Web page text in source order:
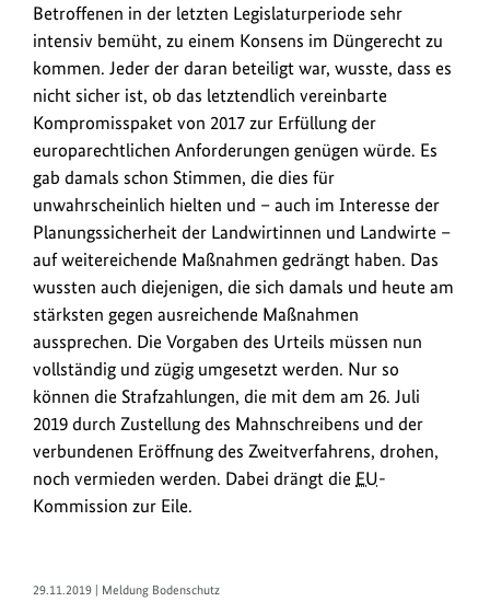
Betroffenen in der letzten Legislaturperiode sehr
intensiv bemüht, zu einem Konsens im Düngerecht zu
kommen. Jeder der daran beteiligt war, wusste, dass es
nicht sicher ist, ob das letztendlich vereinbarte
Kompromisspaket von 2017 zur Erfüllung der
europarechtlichen Anforderungen genügen würde. Es
gab damals schon Stimmen, die dies für
unwahrscheinlich hielten und – auch im Interesse der
Planungssicherheit der Landwirtinnen und Landwirte –
auf weitereichende Maßnahmen gedrängt haben. Das
wussten auch diejenigen, die sich damals und heute am
stärksten gegen ausreichende Maßnahmen
aussprechen. Die Vorgaben des Urteils müssen nun
vollständig und zügig umgesetzt werden. Nur so
können die Strafzahlungen, die mit dem am 26. Juli
2019 durch Zustellung des Mahnschreibens und der
verbundenen Eröffnung des Zweitverfahrens, drohen,
noch vermieden werden. Dabei drängt die EU-
Kommission zur Eile.
29.11.2019 | Meldung Bodenschutz